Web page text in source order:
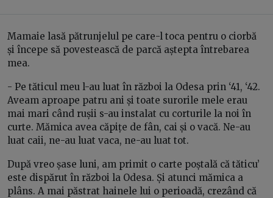
Mamaie lasă pătrunjelul pe care-l toca pentru o ciorbă
și începe să povestească de parcă aștepta întrebarea
mea.
- Pe tăticul meu l-au luat în război la Odesa prin ‘41, ‘42.
Aveam aproape patru ani și toate surorile mele erau
mai mari când rușii s-au instalat cu corturile la noi în
curte. Mămica avea căpițe de fân, cai și o vacă. Ne-au
luat caii, ne-au luat vaca, ne-au luat tot.
După vreo șase luni, am primit o carte poștală că tăticu’
este dispărut în război la Odesa. Și atunci mămica a
plâns. A mai păstrat hainele lui o perioadă, crezând că